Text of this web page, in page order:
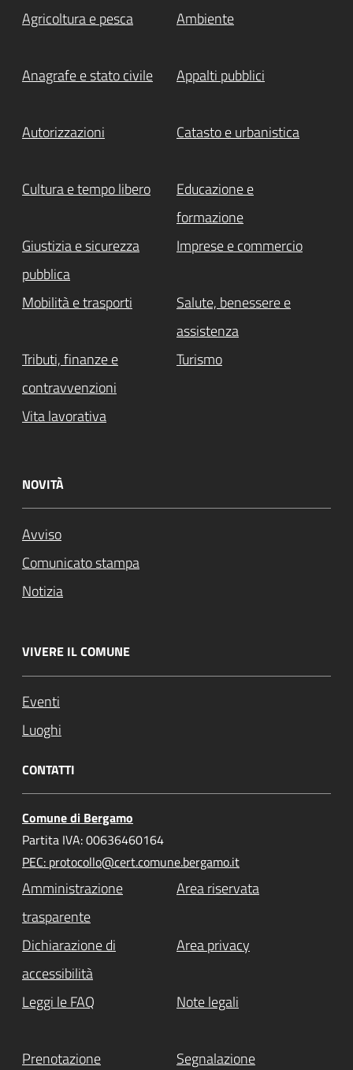
Agricoltura e pesca Ambiente
Anagrafe e stato civile Appalti pubblici
Autorizzazioni Catasto e urbanistica
Cultura e tempo libero
Educazione e
formazione
Giustizia e sicurezza
pubblica
Imprese e commercio
Mobilità e trasporti
Salute, benessere e
assistenza
Tributi, finanze e
contravvenzioni
Turismo
Vita lavorativa
NOVITÀ
Avviso
Comunicato stampa
Notizia
VIVERE IL COMUNE
Eventi
Luoghi
CONTATTI
Comune di Bergamo
Partita IVA: 00636460164
PEC: protocollo@cert.comune.bergamo.it
Amministrazione
trasparente
Area riservata
Dichiarazione di
accessibilità
Area privacy
Leggi le FAQ Note legali
Prenotazione Segnalazione